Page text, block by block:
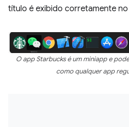
título é exibido corretamente
O app Starbucks é um miniapp e
como qualquer app